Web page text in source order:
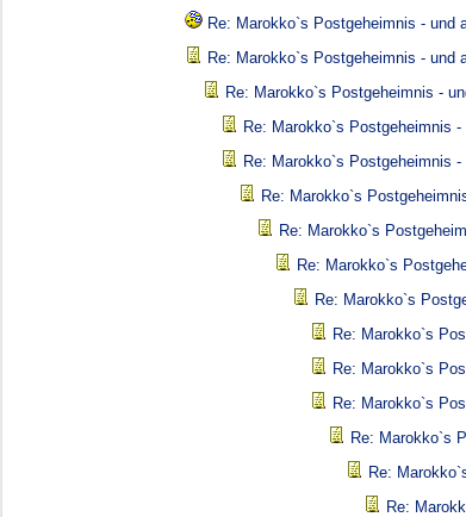
Re: Marokko`s Postgeheimnis - und
Re: Marokko`s Postgeheimnis - und
Re: Marokko`s Postgeheimnis -
Re: Marokko`s Postgeheimnis
Re: Marokko`s Postgeheimnis
Re: Marokko`s
Re: Marokko`s
Re: Marokko`s
Re: Marokko`s
Re: Marokko`s
Re: Marokko`s
Re: Marokko`s
Re: Marokko`s
Re:
Re: